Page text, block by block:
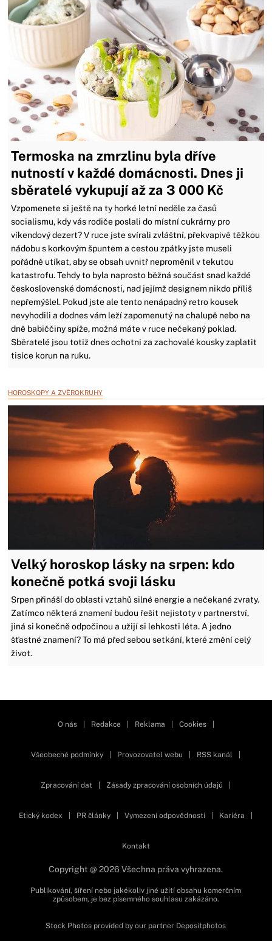
Termoska na zmrzlinu byla dříve
nutností v každé domácnosti. Dnes ji
sběratelé vykupují až za 3 000 Kč
Vzpomenete si ještě na ty horké letní neděle za časů
socialismu, kdy vás rodiče poslali do místní cukrárny pro
víkendový dezert? V ruce jste svírali zvláštní, překvapivě těžkou
nádobu s korkovým špuntem a cestou zpátky jste museli
pořádně utíkat, aby se obsah uvnitř neproměnil v tekutou
katastrofu. Tehdy to byla naprosto běžná součást snad každé
československé domácnosti, nad jejímž designem nikdo příliš
nepřemýšlel. Pokud jste ale tento nenápadný retro kousek
nevyhodili a dodnes vám leží zapomenutý na chalupě nebo na
dně babiččiny spíže, možná máte v ruce nečekaný poklad.
Sběratelé jsou totiž dnes ochotni za zachovalé kousky zaplatit
tisíce korun na ruku.
HOROSKOPY A ZVĚROKRUHY
Velký horoskop lásky na srpen: kdo
konečně potká svoji lásku
Srpen přináší do oblasti vztahů silné energie a nečekané zvraty.
Zatímco některá znamení budou řešit nejistoty v partnerství,
jiná si konečně odpočinou a užijí si lehkosti léta. A jedno
šťastné znamení? To má před sebou setkání, které změní celý
život.
O nás Redakce Reklama Cookies
Všeobecné podmínky Provozovatel webu RSS kanál
Zpracování dat Zásady zpracování osobních údajů
Etický kodex PR články Vymezení odpovědnosti Kariéra
Kontakt
Copyright @ 2026 Všechna práva vyhrazena.
Publikování, šíření nebo jakékoliv jiné užití obsahu komerčním
způsobem, je bez písemného souhlasu zakázáno.
Stock Photos provided by our partner Depositphotos